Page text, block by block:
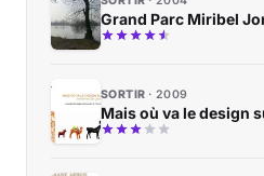
Grand Parc Miribel
SORTIR 2009
Mais où va le design